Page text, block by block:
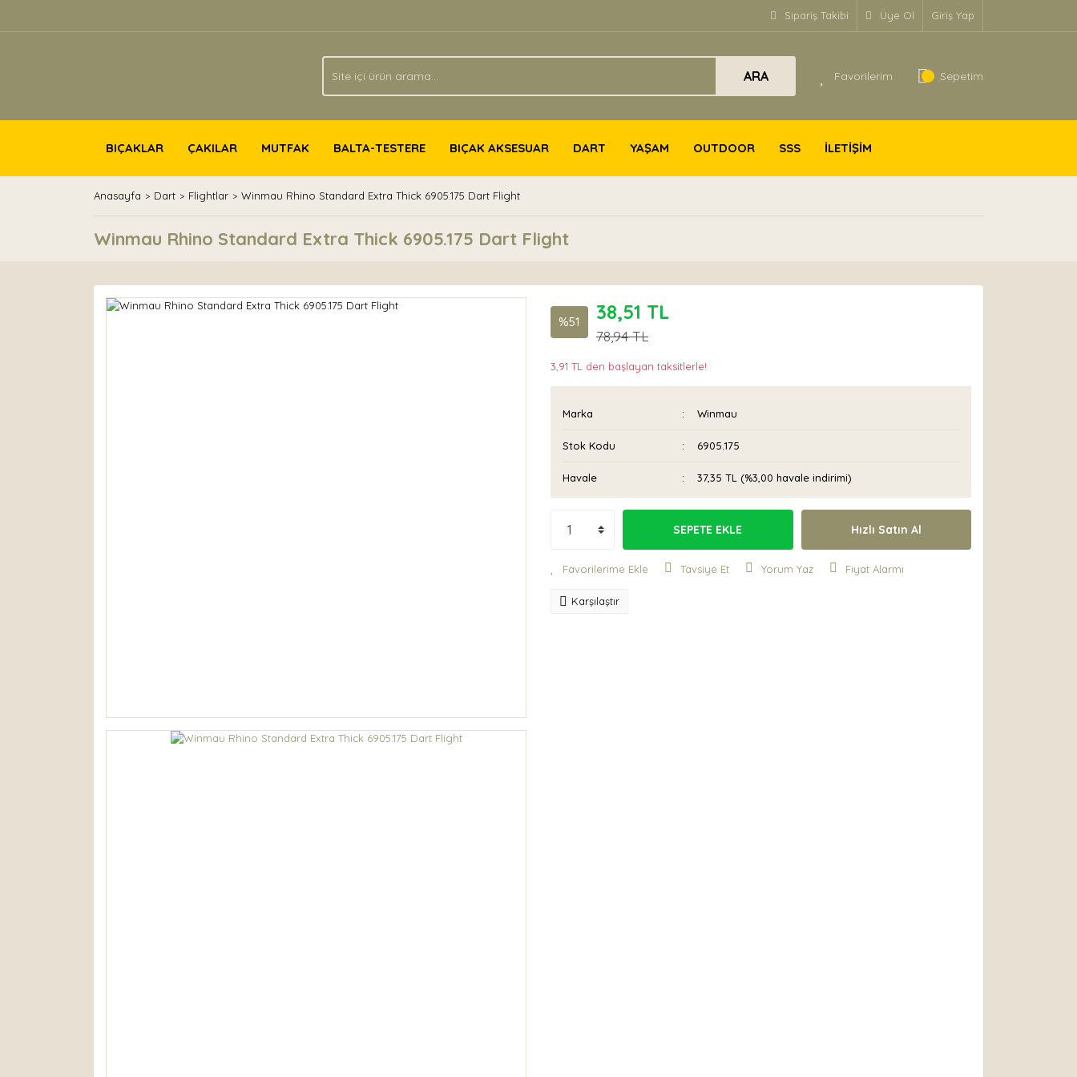
Sipariş Takibi Üye Ol Giriş Yap
ARA Favorilerim Sepetim
BIÇAKLAR ÇAKILAR MUTFAK BALTA-TESTERE BIÇAK AKSESUAR DART YAŞAM OUTDOOR SSS İLETİŞİM
Anasayfa Dart Flightlar Winmau Rhino Standard Extra Thick 6905.175 Dart Flight
Winmau Rhino Standard Extra Thick 6905.175 Dart Flight
%51 38,51 TL
78,94 TL
3,91 TL den başlayan taksitlerle!
Marka Winmau
Stok Kodu 6905.175
Havale 37,35 TL (%3,00 havale indirimi)
SEPETE EKLE Hızlı Satın Al
Tavsiye Et Yorum Yaz Fiyat Alarmı
Karşılaştır